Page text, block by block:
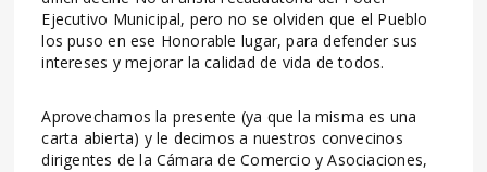
Ejecutivo Municipal, pero no se olviden que el Pueblo
los puso en ese Honorable lugar, para defender sus
intereses y mejorar la calidad de vida de todos.
Aprovechamos la presente (ya que la misma es una
carta abierta) y le decimos a nuestros convecinos
dirigentes de la Cámara de Comercio y Asociaciones,